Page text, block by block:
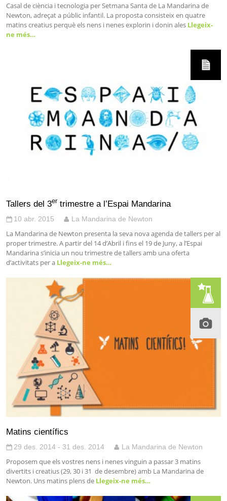
Casal de ciència i tecnologia per Setmana Santa de La Mandarina de
Newton, adreçat a públic infantil. La proposta consisteix en quatre
matins creatius perquè els nens i nenes explorin i donin ales Llegeix-
ne més…
Tallers del 3ertrimestre a l’Espai Mandarina
10 abr. 2015 La Mandarina de Newton
La Mandarina de Newton presenta la seva nova agenda de tallers per al
proper trimestre. A partir del 14 d’Abril i fins el 19 de Juny, a l’Espai
Mandarina s’inicia un nou trimestre de tallers amb una oferta
d’activitats per a Llegeix-ne més…
Matins científics
29 des. 2014 - 31 des. 2014 La Mandarina de Newton
Proposem que els vostres nens i nenes vinguin a passar 3 matins
divertits i creatius (29, 30 i 31 de desembre) amb La Mandarina de
Newton. Uns matins plens de Llegeix-ne més…